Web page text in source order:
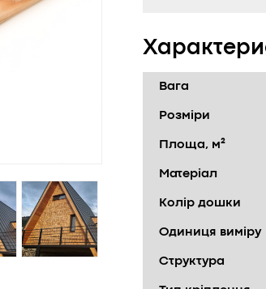
Вага
Розміри
Площа, м²
Матеріал
Колір дошки
Одиниця виміру
Структура